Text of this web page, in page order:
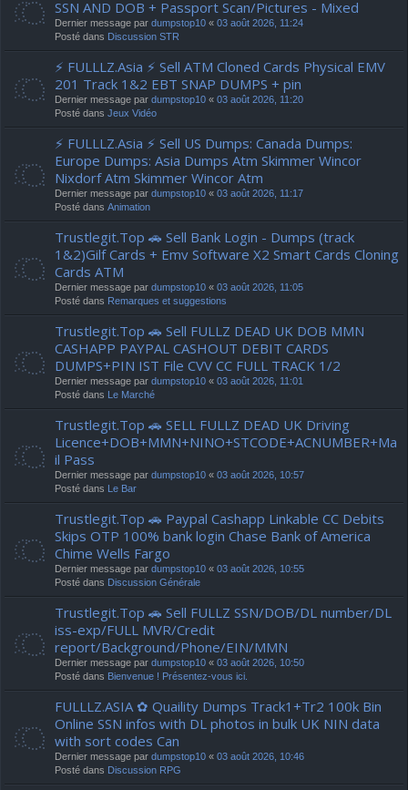
SSN AND DOB + Passport Scan/Pictures - Mixed
Dernier message par dumpstop10 « 03 août 2026, 11:24
Posté dans Discussion STR
⚡ FULLLZ.Asia ⚡ Sell ATM Cloned Cards Physical EMV
201 Track 1&2 EBT SNAP DUMPS + pin
Dernier message par dumpstop10 « 03 août 2026, 11:20
Posté dans Jeux Vidéo
⚡ FULLLZ.Asia ⚡ Sell US Dumps: Canada Dumps:
Europe Dumps: Asia Dumps Atm Skimmer Wincor
Nixdorf Atm Skimmer Wincor Atm
Dernier message par dumpstop10 « 03 août 2026, 11:17
Posté dans Animation
Trustlegit.Top 🚗 Sell Bank Login - Dumps (track
1&2)Gilf Cards + Emv Software X2 Smart Cards Cloning
Cards ATM
Dernier message par dumpstop10 « 03 août 2026, 11:05
Posté dans Remarques et suggestions
Trustlegit.Top 🚗 Sell FULLZ DEAD UK DOB MMN
CASHAPP PAYPAL CASHOUT DEBIT CARDS
DUMPS+PIN IST File CVV CC FULL TRACK 1/2
Dernier message par dumpstop10 « 03 août 2026, 11:01
Posté dans
Le Marché
Trustlegit.Top 🚗 SELL FULLZ DEAD UK Driving
Licence+DOB+MMN+NINO+STCODE+ACNUMBER+Ma
il Pass
Dernier message par dumpstop10 « 03 août 2026, 10:57
Posté dans
Le Bar
Trustlegit.Top 🚗 Paypal Cashapp Linkable CC Debits
Skips OTP 100% bank login Chase Bank of America
Chime Wells Fargo
Dernier message par dumpstop10 « 03 août 2026, 10:55
Posté dans Discussion Générale
Trustlegit.Top 🚗 Sell FULLZ SSN/DOB/DL number/DL
iss-exp/FULL MVR/Credit
report/Background/Phone/EIN/MMN
Dernier message par dumpstop10 « 03 août 2026, 10:50
Posté dans Bienvenue ! Présentez-vous ici.
FULLLZ.ASIA ✿ Quaility Dumps Track1+Tr2 100k Bin
Online SSN infos with DL photos in bulk UK NIN data
with sort codes Can
Dernier message par dumpstop10 « 03 août 2026, 10:46
Posté dans Discussion RPG